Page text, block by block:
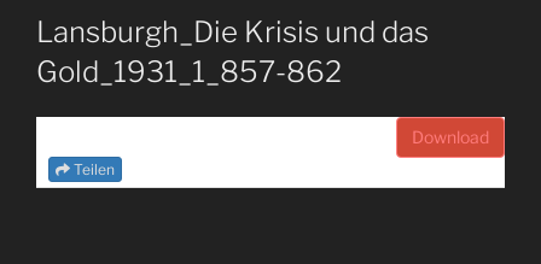
Lansburgh_Die Krisis und das
Gold_1931_1_857-862
Download
Teilen